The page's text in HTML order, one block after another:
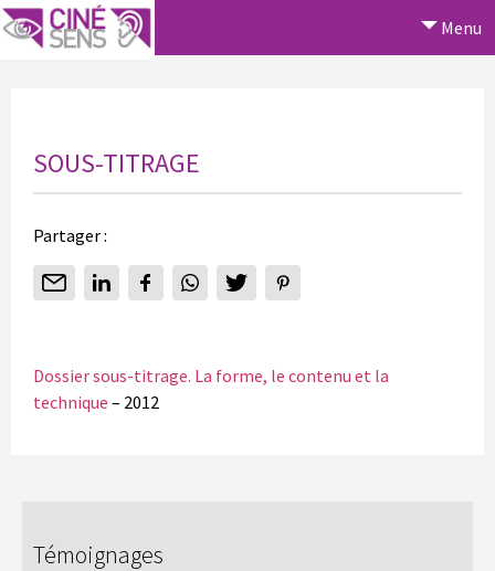
Menu
SOUS-TITRAGE
Partager :
Dossier sous-titrage. La forme, le contenu et la
technique – 2012
Témoignages